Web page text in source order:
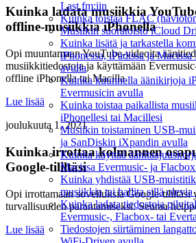
Last.fm:iin
Kuinka toistaa FLAC
Musiikin suoratoisto iCloud
Kuinka lisätä ja tarkastella
iPhonessa, iPadissa ja
avulla
Kuinka kuunnella äänikirjoja
Evermusicin avulla
Kuinka toistaa paikallista
iPhonellesi tai Macillesi
Musiikin toistaminen USB-
ja SanDiskin iXpandin avulla
Kuinka käyttää
Macissa Evermusic- ja
Kuinka yhdistää USB-
musiikkia tai hallita sillä olevia
Kuinka ladata tiedostoja
Evermusic-, Flacbox- tai
Tiedostojen siirtäminen
Kuinka ladata musiikkia
offline-musiikkia iPhonella
Opi muuntamaan YouTube-videoita
musiikkitiedostoja ja käyttämään
offline iPhonella tai Macilla.
Lue lisää
joulukuuta 1, 2021
Kuinka irrottaa kolmannen
Google-tililtäsi
Opi irrottamaan sovelluksia Google-tililtäsi
turvallisuuden parantamiseksi. Seuraa
Lue lisää